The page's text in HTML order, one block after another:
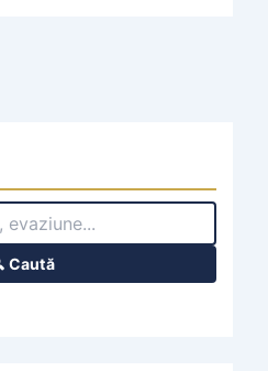
Caută